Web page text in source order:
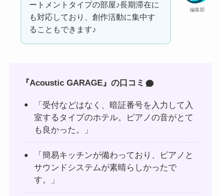
編集部
ートメントタイプの部屋♪長期滞在に
も対応しており、創作活動に集中す
ることもできます♪
『Acoustic GARAGE』の口コミ
「受付などはなく、暗証番号を入力して入
室するタイプのホテル。ピアノの音がとて
も良かった。」
「簡易キッチンが備わっており、ピアノと
サウンドシステムが素晴らしかったで
す。」